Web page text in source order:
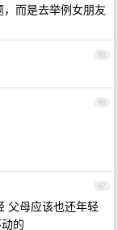
而是去举例女朋友
95
96
97
父母应该也还年轻
的